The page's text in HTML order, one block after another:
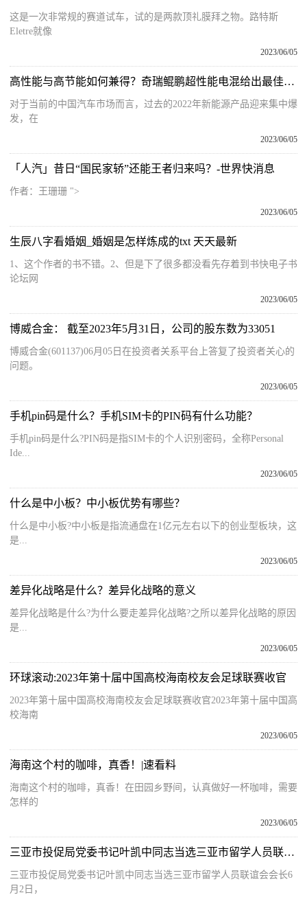
这是一次非常规的赛道试车，试的是两款顶礼膜拜之物。路特斯
Eletre就像
2023/06/05
高性能与高节能如何兼得？奇瑞鲲鹏超性能电混给出最佳答案 今亮点
对于当前的中国汽车市场而言，过去的2022年新能源产品迎来集中爆
发，在
2023/06/05
「人汽」昔日“国民家轿”还能王者归来吗？-世界快消息
作者：王珊珊 ">
2023/06/05
生辰八字看婚姻_婚姻是怎样炼成的txt 天天最新
1、这个作者的书不错。2、但是下了很多都没看先存着到书快电子书
论坛网
2023/06/05
博威合金： 截至2023年5月31日，公司的股东数为33051
博威合金(601137)06月05日在投资者关系平台上答复了投资者关心的
问题。
2023/06/05
手机pin码是什么？手机SIM卡的PIN码有什么功能？
手机pin码是什么?PIN码是指SIM卡的个人识别密码，全称Personal
Ide...
2023/06/05
什么是中小板？中小板优势有哪些？
什么是中小板?中小板是指流通盘在1亿元左右以下的创业型板块，这
是...
2023/06/05
差异化战略是什么？差异化战略的意义
差异化战略是什么?为什么要走差异化战略?之所以差异化战略的原因
是...
2023/06/05
环球滚动:2023年第十届中国高校海南校友会足球联赛收官
2023年第十届中国高校海南校友会足球联赛收官2023年第十届中国高
校海南
2023/06/05
海南这个村的咖啡，真香！|速看料
海南这个村的咖啡，真香！在田园乡野间，认真做好一杯咖啡，需要
怎样的
2023/06/05
三亚市投促局党委书记叶凯中同志当选三亚市留学人员联谊会会长 关注
三亚市投促局党委书记叶凯中同志当选三亚市留学人员联谊会会长6
月2日，